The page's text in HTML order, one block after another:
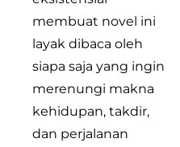
membuat novel ini
layak dibaca oleh
siapa saja yang ingin
merenungi makna
kehidupan, takdir,
dan perjalanan